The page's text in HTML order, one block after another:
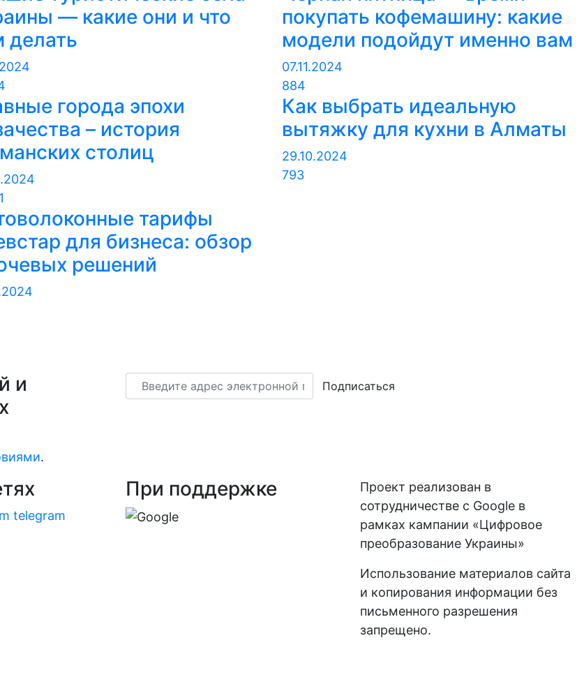
— какие они и что
делать
покупать кофемашину: какие
модели подойдут именно вам
07.11.2024
884
города эпохи
– история
столиц
Как выбрать идеальную
вытяжку для кухни в Алматы
29.10.2024
793
тарифы
для бизнеса: обзор
решений
и
.
Подписаться
telegram
При поддержке
Проект реализован в
сотрудничестве с Google в
рамках кампании «Цифровое
преобразование Украины»
Использование материалов сайта
и копирования информации без
письменного разрешения
запрещено.